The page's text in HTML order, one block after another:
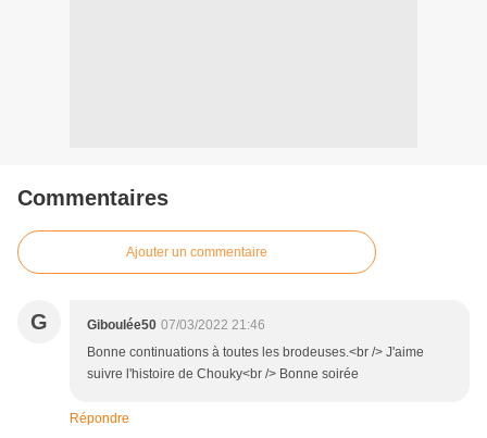
Commentaires
Ajouter un commentaire
G Giboulée50 07/03/2022 21:46
Bonne continuations à toutes les brodeuses.<br /> J'aime
suivre l'histoire de Chouky<br /> Bonne soirée
Répondre